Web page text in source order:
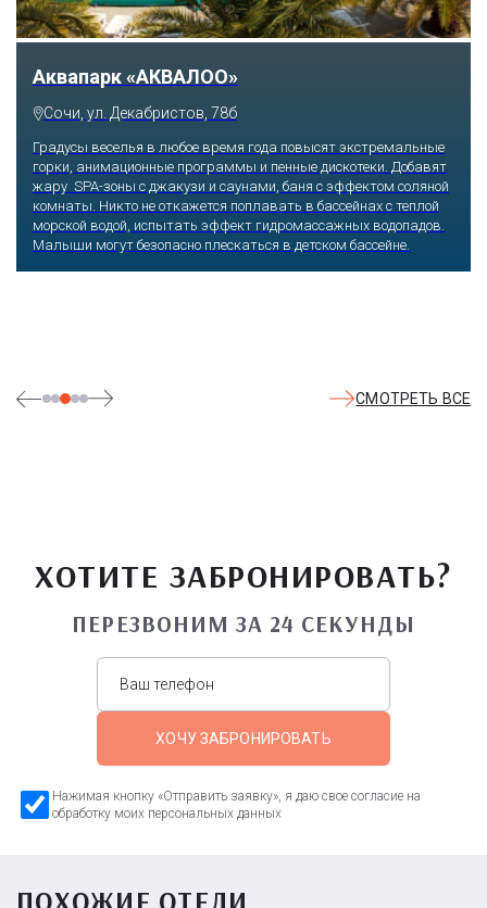
Тематический парк развлечений «Сочи
Парк»
Сочи, Олимпийский проспект, 21
Оказавшись здесь, словно попадаешь в сказку: встречаешь
любимых героев русского фольклора, получаешь возможность
сколько душе угодно кататься на аттракционах европейского
уровня. Гости участвуют в увлекательных квестах и творческих
СМОТРЕТЬ ВСЕ
ХОТИТЕ ЗАБРОНИРОВАТЬ?
ПЕРЕЗВОНИМ ЗА 24 СЕКУНДЫ
ХОЧУ ЗАБРОНИРОВАТЬ
Нажимая кнопку «Отправить заявку», я даю свое согласие на
обработку моих персональных данных
ПОХОЖИЕ ОТЕЛИ